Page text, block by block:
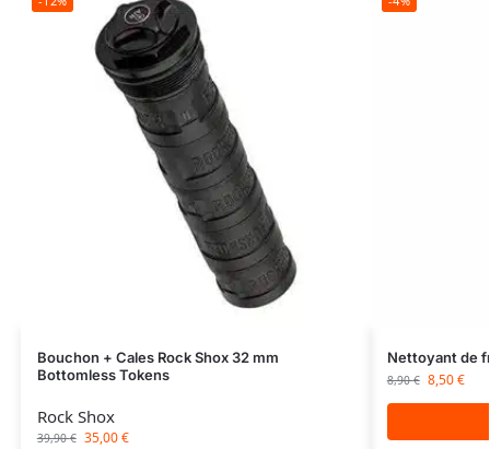
Bouchon + Cales Rock Shox 32 mm
Bottomless Tokens
Rock Shox
39,90€ 35,00€
Nettoyant de
8,90€ 8,50€